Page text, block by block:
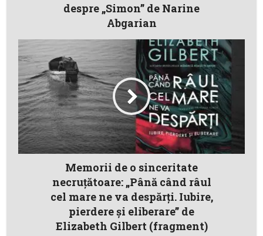
despre „Simon” de Narine
Abgarian
Memorii de o sinceritate
necruțătoare: „Până când râul
cel mare ne va despărți. Iubire,
pierdere și eliberare” de
Elizabeth Gilbert (fragment)